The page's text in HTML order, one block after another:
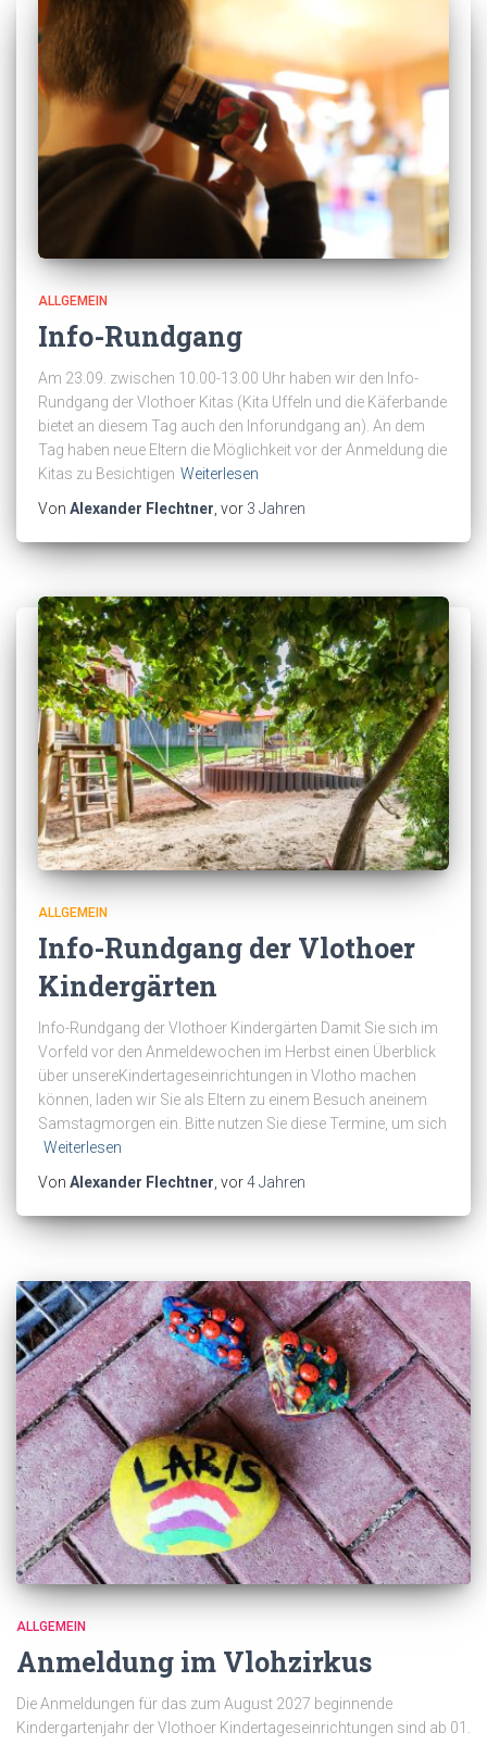
ALLGEMEIN
Info-Rundgang
Am 23.09. zwischen 10.00-13.00 Uhr haben wir den Info-
Rundgang der Vlothoer Kitas (Kita Uffeln und die Käferbande
bietet an diesem Tag auch den Inforundgang an). An dem
Tag haben neue Eltern die Möglichkeit vor der Anmeldung die
Kitas zu Besichtigen Weiterlesen
Von Alexander Flechtner , vor 3 Jahren
ALLGEMEIN
Info-Rundgang der Vlothoer
Kindergärten
Info-Rundgang der Vlothoer Kindergärten Damit Sie sich im
Vorfeld vor den Anmeldewochen im Herbst einen Überblick
über unsereKindertageseinrichtungen in Vlotho machen
können, laden wir Sie als Eltern zu einem Besuch aneinem
Samstagmorgen ein. Bitte nutzen Sie diese Termine, um sich
Weiterlesen
Von Alexander Flechtner , vor4 Jahren
ALLGEMEIN
Anmeldung im Vlohzirkus
Die Anmeldungen für das zum August 2027 beginnende
Kindergartenjahr der Vlothoer Kindertageseinrichtungen sind ab 01.